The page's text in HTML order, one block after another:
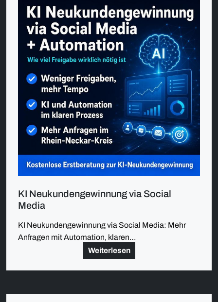
KI Neukundengewinnung via Social
Media
KI Neukundengewinnung via Social Media: Mehr
Anfragen mit Automation, klaren…
Weiterlesen